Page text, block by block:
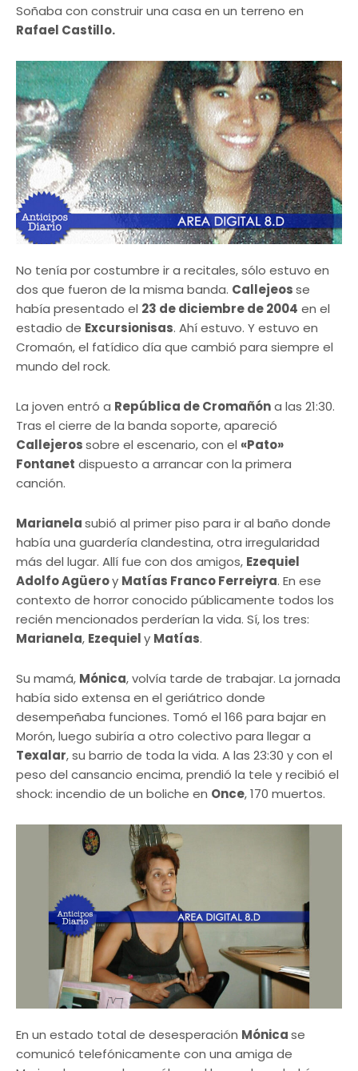
Soñaba con construir una casa en un terreno en
Rafael Castillo.
No tenía por costumbre ir a recitales, sólo estuvo en
dos que fueron de la misma banda. Callejeosse
había presentado el 23 de diciembre de 2004 en el
estadio de Excursionisas. Ahí estuvo. Y estuvo en
Cromaón, el fatídico día que cambió para siempre el
mundo del rock.
La joven entró a República de Cromañóna las 21:30.
Tras el cierre de la banda soporte, apareció
Callejerossobre el escenario, con el «Pato»
Fontanet dispuesto a arrancar con la primera
canción.
Marianelasubió al primer piso para ir al baño donde
había una guardería clandestina, otra irregularidad
más del lugar. Allí fue con dos amigos, Ezequiel
Adolfo Agüeroy Matías Franco Ferreiyra. En ese
contexto de horror conocido públicamente todos los
recién mencionados perderían la vida. Sí, los tres:
Marianela, Ezequiely Matías.
Su mamá, Mónica, volvía tarde de trabajar. La jornada
había sido extensa en el geriátrico donde
desempeñaba funciones. Tomó el 166 para bajar en
Morón, luego subiría a otro colectivo para llegar a
Texalar, su barrio de toda la vida. A las 23:30 y con el
peso del cansancio encima, prendió la tele y recibió el
shock: incendio de un boliche en Once, 170 muertos.
En un estado total de desesperación Mónicase
comunicó telefónicamente con una amiga de